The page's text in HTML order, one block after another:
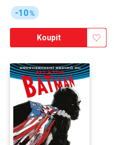
-10%
Koupit